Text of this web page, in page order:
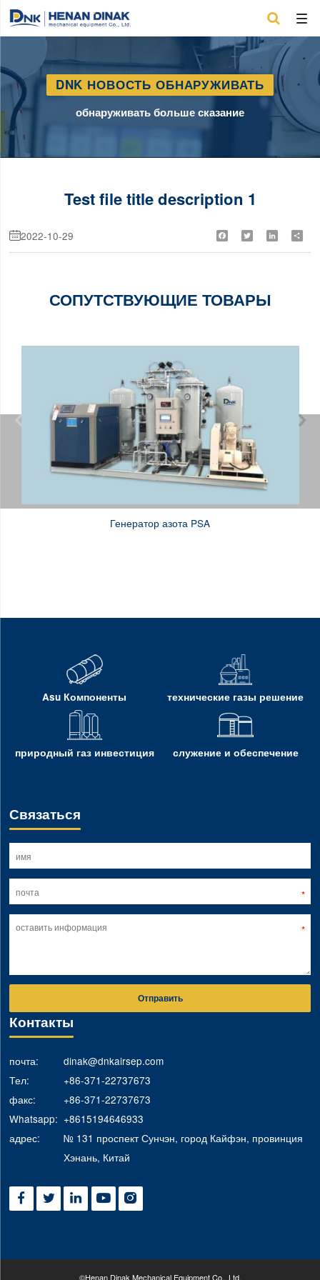

DNK НОВОСТЬ ОБНАРУЖИВАТЬ
обнаруживать больше сказание
Test file title description 1
2022-10-29 Facebook Twitter LinkedIn
СОПУТСТВУЮЩИЕ ТОВАРЫ
Генератор азота PSA

Asu Компоненты технические газы решение
природный газ инвестиция служение и обеспечение
Связаться
Отправить
Контакты
почта:
dinak@dnkairsep.com
Тел:
+86-371-22737673
факс:
+86-371-22737673
Whatsapp: +8615194646933
адрес:
№ 131 проспект Сунчэн, город Кайфэн, провинция
Хэнань, Китай
    
©Henan Dinak Mechanical Equipment Co., Ltd.